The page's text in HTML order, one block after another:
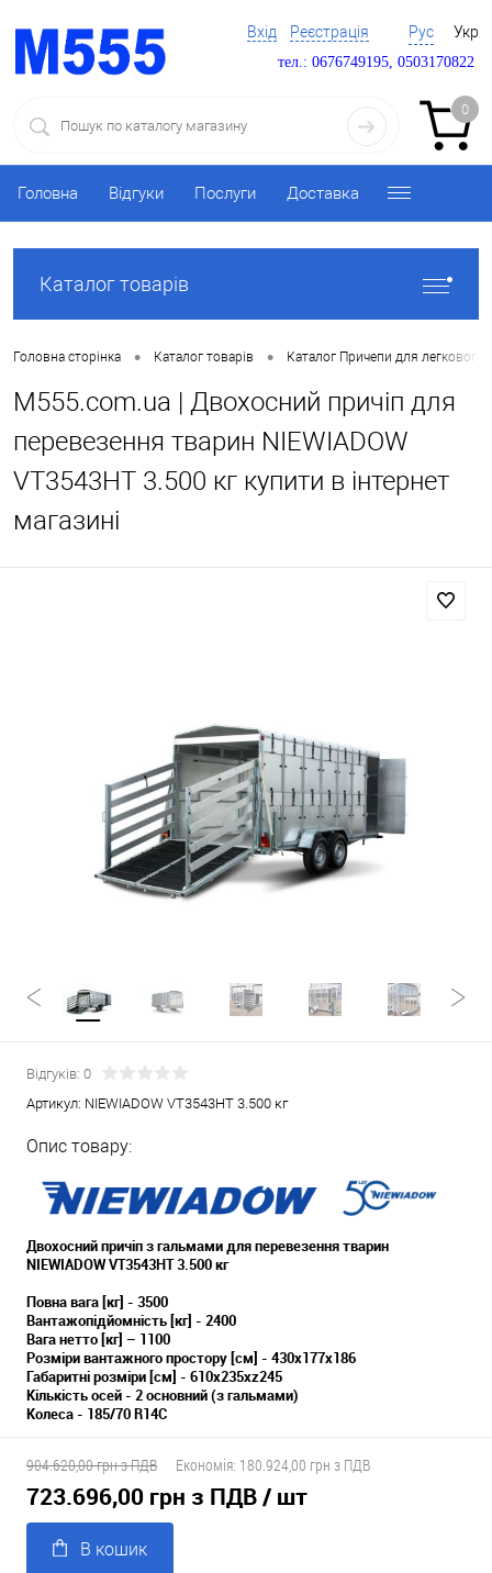
Вхід Реєстрація Рус Укр
тел.: 0676749195, 0503170822
0
Головна Відгуки Послуги Доставка
Каталог товарів
Головна сторінка • Каталог товарів • Каталог Причепи для легкового
M555.com.ua | Двохосний причіп для
перевезення тварин NIEWIADOW
VT3543HT 3.500 кг купити в інтернет
магазині
Відгуків: 0
Артикул: NIEWIADOW VT3543HT 3.500 кг
Опис товару:
Двохосний причіп з гальмами для перевезення тварин
NIEWIADOW VT3543HT 3.500 кг
Повна вага [кг] - 3500
Вантажопідйомність [кг] - 2400
Вага нетто [кг] – 1100
Розміри вантажного простору [см] - 430x177x186
Габаритні розміри [см] - 610x235xz245
Кількість осей - 2 основний (з гальмами)
Колеса - 185/70 R14С
904.620,00 грн з ПДВ Економія: 180.924,00 грн з ПДВ
723.696,00 грн з ПДВ/ шт
В кошик